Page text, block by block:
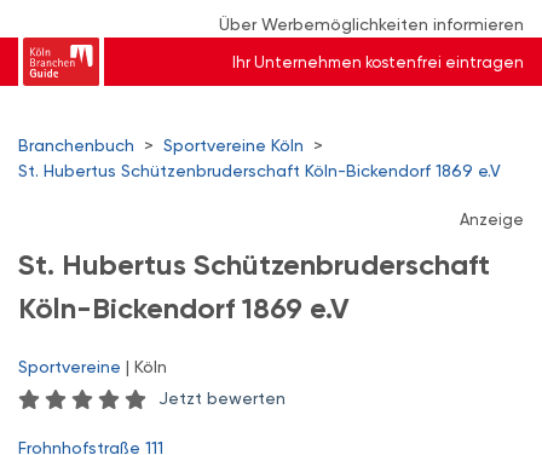
Über Werbemöglichkeiten informieren
Ihr Unternehmen kostenfrei eintragen
Branchenbuch > Sportvereine Köln
>
St. Hubertus Schützenbruderschaft Köln-Bickendorf 1869 e.V
Anzeige
St. Hubertus Schützenbruderschaft
Köln-Bickendorf 1869 e.V
Sportvereine | Köln
Jetzt bewerten
Frohnhofstraße 111